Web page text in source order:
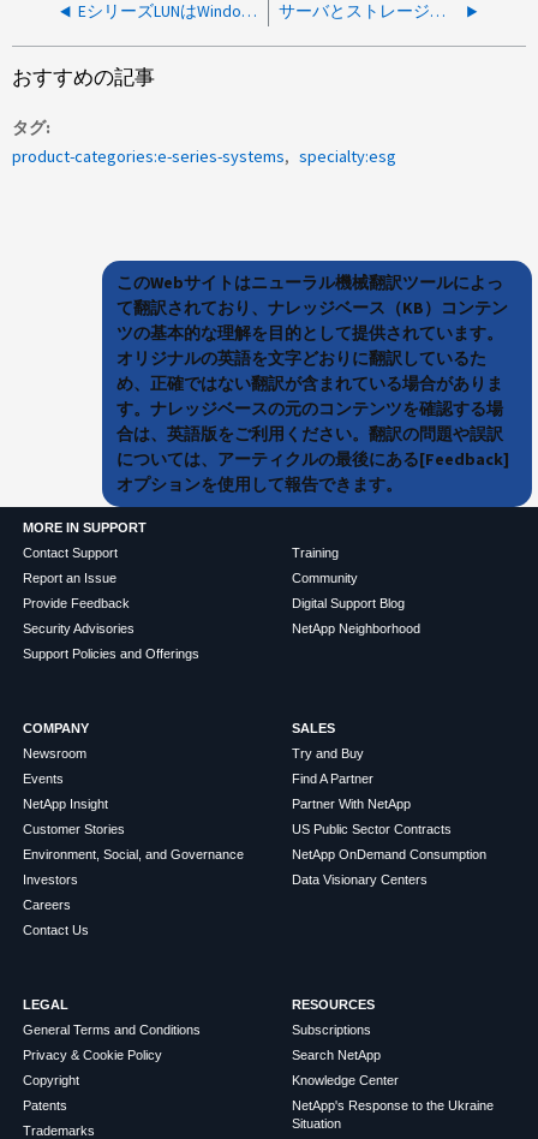
EシリーズLUNはWindowsクライアントでrawデバイス サーバとストレージ間のFibre Channelリンク障害によりEシリーズLUNにアクセスできない
おすすめの記事
タグ
product-categories:e-series-systems
specialty:esg
このWebサイトはニューラル機械翻訳ツールによっ
て翻訳されており、ナレッジベース（KB）コンテン
ツの基本的な理解を目的として提供されています。
オリジナルの英語を文字どおりに翻訳しているた
め、正確ではない翻訳が含まれている場合がありま
す。ナレッジベースの元のコンテンツを確認する場
合は、英語版をご利用ください。翻訳の問題や誤訳
については、アーティクルの最後にある[Feedback]
オプションを使用して報告できます。
MORE IN SUPPORT
Contact Support
Report an Issue
Provide Feedback
Security Advisories
Support Policies and Offerings
Training
Community
Digital Support Blog
NetApp Neighborhood
COMPANY
Newsroom
Events
NetApp Insight
Customer Stories
Environment, Social, and Governance
Investors
Careers
Contact Us
SALES
Try and Buy
Find A Partner
Partner With NetApp
US Public Sector Contracts
NetApp OnDemand Consumption
Data Visionary Centers
LEGAL
General Terms and Conditions
Privacy & Cookie Policy
Copyright
Patents
Trademarks
RESOURCES
Subscriptions
Search NetApp
Knowledge Center
NetApp's Response to the Ukraine
Situation